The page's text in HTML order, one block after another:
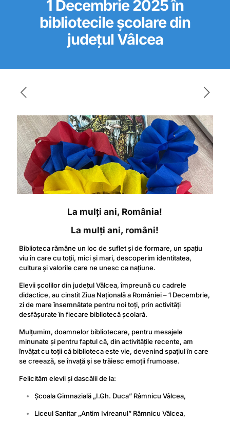
1 Decembrie 2025 în
bibliotecile școlare din
județul Vâlcea
La mulți ani, România!
La mulți ani, români!
Biblioteca rămâne un loc de suflet și de formare, un spațiu
viu în care cu toții, mici și mari, descoperim identitatea,
cultura și valorile care ne unesc ca națiune.
Elevii școlilor din județul Vâlcea, împreună cu cadrele
didactice, au cinstit Ziua Națională a României – 1 Decembrie,
zi de mare însemnătate pentru noi toți, prin activități
desfășurate în fiecare bibliotecă școlară.
Mulțumim, doamnelor bibliotecare, pentru mesajele
minunate și pentru faptul că, din activitățile recente, am
învățat cu toții că biblioteca este vie, devenind spațiul în care
se creează, se învață și se trăiesc emoții frumoase.
Felicităm elevii și dascălii de la:
Școala Gimnazială „I.Gh. Duca” Râmnicu Vâlcea,
Liceul Sanitar „Antim Ivireanul” Râmnicu Vâlcea,